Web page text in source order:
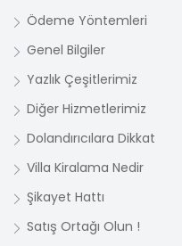
Ödeme Yöntemleri
Genel Bilgiler
Yazlık Çeşitlerimiz
Diğer Hizmetlerimiz
Dolandırıcılara Dikkat
Villa Kiralama Nedir
Şikayet Hattı
Satış Ortağı Olun !